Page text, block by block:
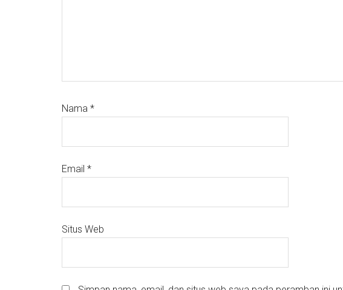
Nama *
Email *
Situs Web